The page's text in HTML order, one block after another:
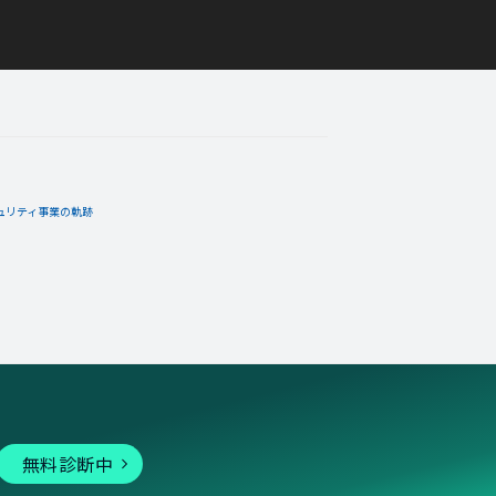
リティ事業の軌跡
無料診断中